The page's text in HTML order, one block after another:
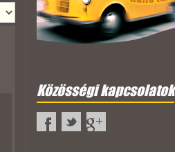
Közösségi kapcsolatok